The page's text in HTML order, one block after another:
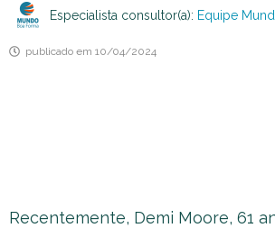
Especialista consultor(a): Equipe
publicado em 10/04/2024
Recentemente, Demi Moore, 61